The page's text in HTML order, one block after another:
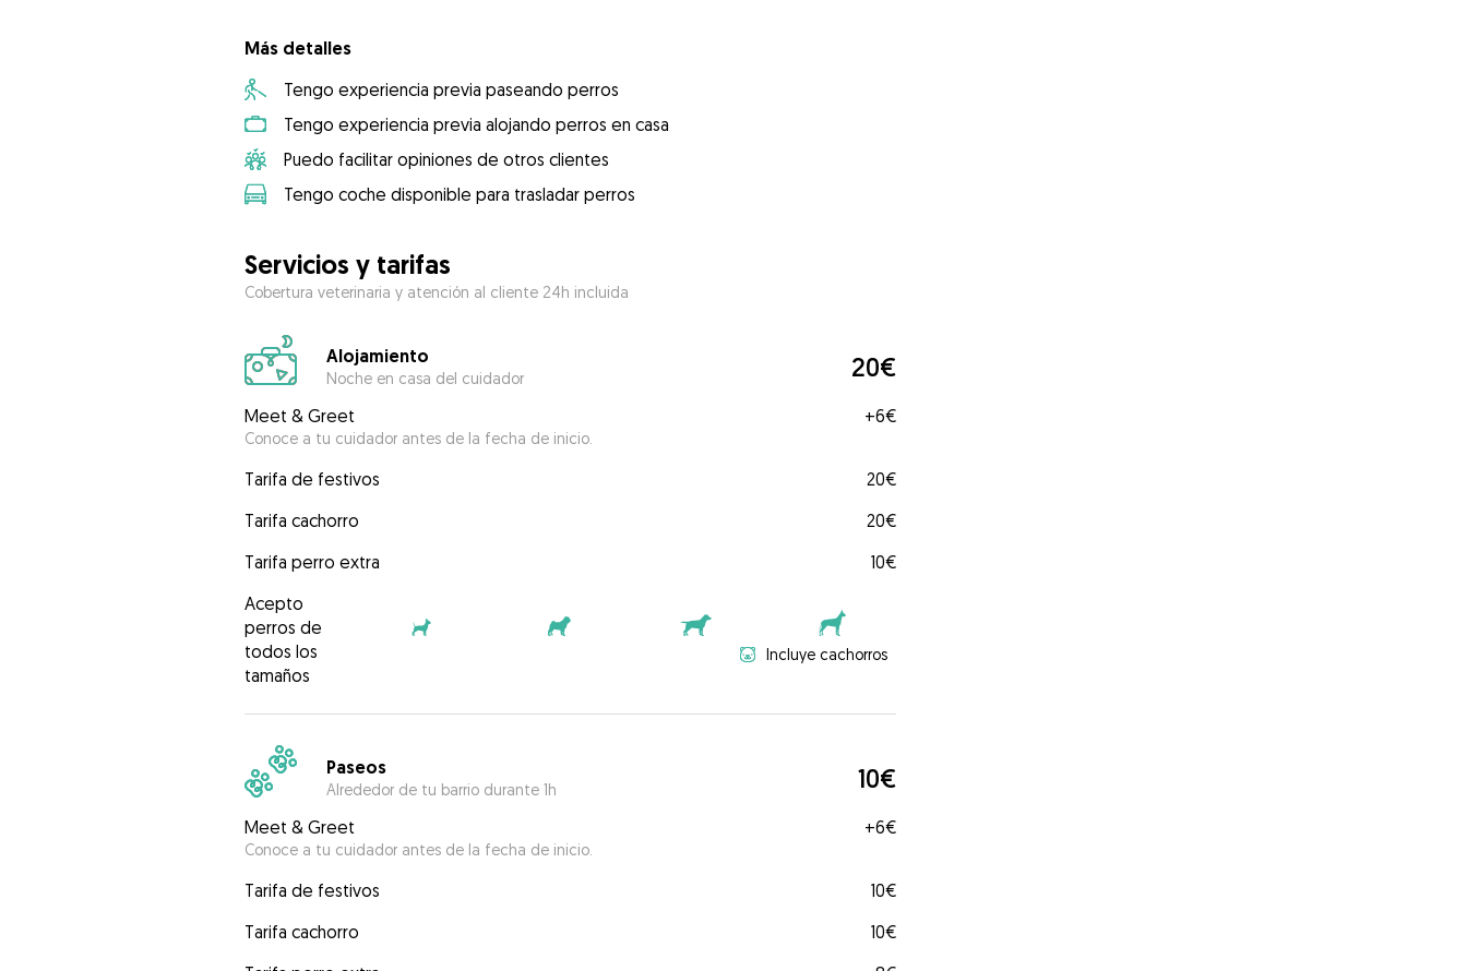
Más detalles
Tengo experiencia previa paseando perros
Tengo experiencia previa alojando perros en casa
Puedo facilitar opiniones de otros clientes
Tengo coche disponible para trasladar perros
Servicios y tarifas
Cobertura veterinaria y atención al cliente 24h incluida
Alojamiento
Noche en casa del cuidador 20€
Meet & Greet
Conoce a tu cuidador antes de la fecha de inicio.
+6€
Tarifa de festivos
20€
Tarifa cachorro
20€
Tarifa perro extra
10€
Acepto
perros de
todos los
tamaños
Incluye cachorros
Paseos
Alrededor de tu barrio durante 1h 10€
Meet & Greet
Conoce a tu cuidador antes de la fecha de inicio.
+6€
Tarifa de festivos
10€
Tarifa cachorro
10€